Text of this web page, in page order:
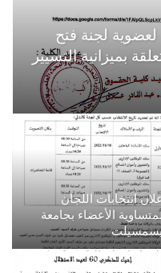
لجنة فتح
بميزانية التسيير
انتخابات اللجان
الأعضاء بجامعة